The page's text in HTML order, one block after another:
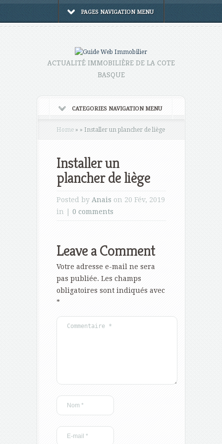
PAGES NAVIGATION MENU
ACTUALITÉ IMMOBILIÈRE DE LA COTE
BASQUE
CATEGORIES NAVIGATION MENU
Home » » Installer un plancher de liège
Installer un
plancher de liège
Posted by Anais on 20 Fév, 2019
in | 0 comments
Leave a Comment
Votre adresse e-mail ne sera
pas publiée. Les champs
obligatoires sont indiqués avec
*